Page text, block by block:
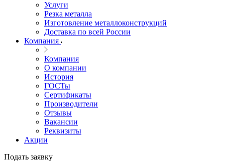
Услуги
Резка металла
Изготовление металлоконструкций
Доставка по всей России
Компания
Компания
О компании
История
ГОСТы
Сертификаты
Производители
Отзывы
Вакансии
Реквизиты
Акции
Подать заявку